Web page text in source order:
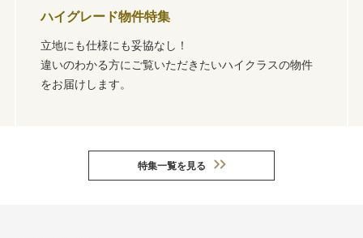
ハイグレード物件特集
立地にも仕様にも妥協なし！
違いのわかる方にご覧いただきたいハイクラスの物件
をお届けします。
特集一覧を見る